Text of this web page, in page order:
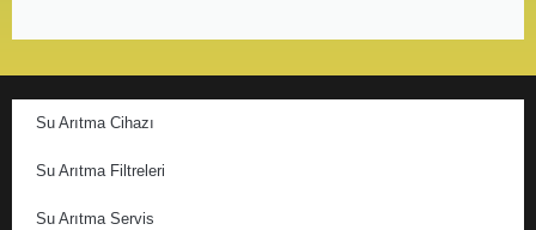
Su Arıtma Cihazı
Su Arıtma Filtreleri
Su Arıtma Servis